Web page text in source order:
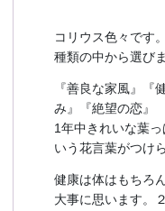
コリウス色々です
種類の中から選び
『善良な家風』『
み』『絶望の恋』
1年中きれいな葉
いう花言葉がつけ
健康は体はもちろ
大事に思います。